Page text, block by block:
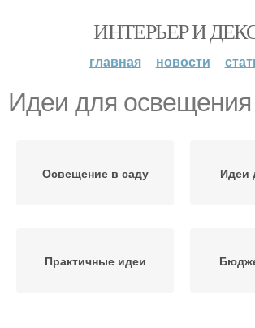
ИНТЕРЬЕР И
главная новости
Идеи для освещения
Освещение в саду Идеи
Практичные идеи